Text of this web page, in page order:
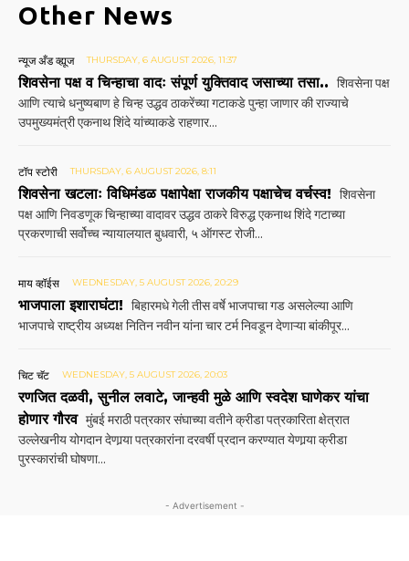
Other News
न्यूज अँड व्ह्यूज THURSDAY, 6 AUGUST 2026, 11:37
शिवसेना पक्ष व चिन्हाचा वादः संपूर्ण युक्तिवाद जसाच्या तसा.. शिवसेना पक्ष
आणि त्याचे धनुष्यबाण हे चिन्ह उद्धव ठाकरेंच्या गटाकडे पुन्हा जाणार की राज्याचे
उपमुख्यमंत्री एकनाथ शिंदे यांच्याकडे राहणार...
टॉप स्टोरी THURSDAY, 6 AUGUST 2026, 8:11
शिवसेना खटलाः विधिमंडळ पक्षापेक्षा राजकीय पक्षाचेच वर्चस्व! शिवसेना
पक्ष आणि निवडणूक चिन्हाच्या वादावर उद्धव ठाकरे विरुद्ध एकनाथ शिंदे गटाच्या
प्रकरणाची सर्वोच्च न्यायालयात बुधवारी, ५ ऑगस्ट रोजी...
माय व्हॉईस WEDNESDAY, 5 AUGUST 2026, 20:29
भाजपाला इशाराघंटा! बिहारमधे गेली तीस वर्षे भाजपाचा गड असलेल्या आणि
भाजपाचे राष्ट्रीय अध्यक्ष नितिन नवीन यांना चार टर्म निवडून देणाऱ्या बांकीपूर...
चिट चॅट WEDNESDAY, 5 AUGUST 2026, 20:03
रणजित दळवी, सुनील लवाटे, जान्हवी मुळे आणि स्वदेश घाणेकर यांचा
होणार गौरव मुंबई मराठी पत्रकार संघाच्या वतीने क्रीडा पत्रकारिता क्षेत्रात
उल्लेखनीय योगदान देणार्‍या पत्रकारांना दरवर्षी प्रदान करण्यात येणार्‍या क्रीडा
पुरस्कारांची घोषणा...
- Advertisement -